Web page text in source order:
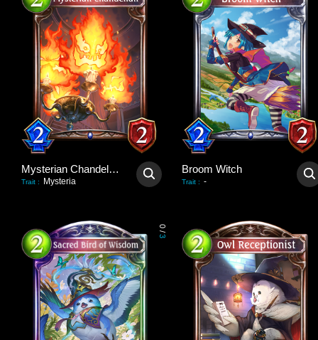
Mysterian Chandelian
Trait : Mysteria
Broom Witch
Trait : -
0
/
3